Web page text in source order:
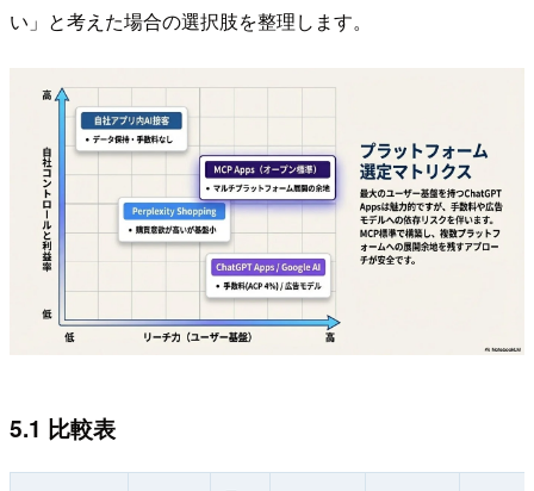
い」と考えた場合の選択肢を整理します。
5.1 比較表